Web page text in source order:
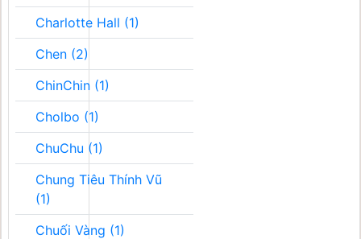
Charlotte Hall (1)
Chen (2)
ChinChin (1)
Cholbo (1)
ChuChu (1)
Chung Tiêu Thính Vũ
(1)
Chuối Vàng (1)